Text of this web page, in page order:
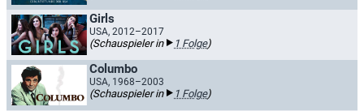
Girls
USA, 2012–2017
(Schauspieler in 1 Folge)
Columbo
USA, 1968–2003
(Schauspieler in 1 Folge)